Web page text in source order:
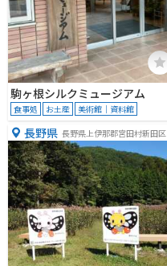
駒ヶ根シルクミュージアム
食事処 お土産 美術館｜資料館
長野県 長野県上伊那郡宮田村新田区